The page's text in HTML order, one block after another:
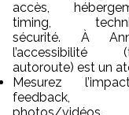
accès,
timing,
sécurité. À
l’accessibilité
autoroute) est un
Mesurez
feedback,